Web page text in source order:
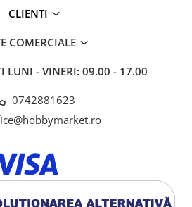
CLIENTI
COMERCIALE
LUNI - VINERI: 09.00 - 17.00
0742881623